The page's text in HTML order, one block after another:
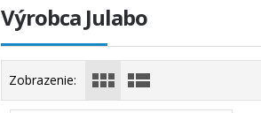
Výrobca Julabo
Zobrazenie: